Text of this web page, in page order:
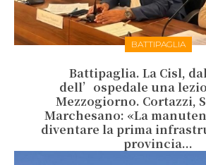
BATTIPAGLIA
Battipaglia. La Cisl,
dell’ospedale una
Mezzogiorno. Cortazzi,
Marchesano: «La
diventare la prima
provincia...